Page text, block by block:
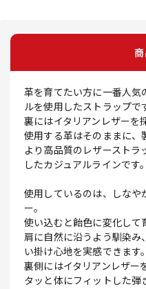
革を育てたい方に一番人気
ルを使用したストラップで
裏にはイタリアンレザーを
使用する革はそのままに
より高品質のレザースト
したカジュアルラインです。
使用しているのは、しな
ー。
使い込むと飴色に変化して
肩に自然に沿うよう馴染
い掛け心地を実感できます。
裏側にはイタリアンレザー
タッと体にフィットした弾